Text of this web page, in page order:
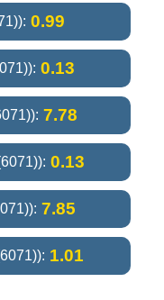
0.99
0.13
7.78
0.13
7.85
1.01